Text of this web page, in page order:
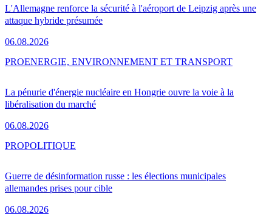
L'Allemagne renforce la sécurité à l'aéroport de Leipzig après une
attaque hybride présumée
06.08.2026
La pénurie d'énergie nucléaire en Hongrie ouvre la voie à la
libéralisation du marché
06.08.2026
PROENERGIE, ENVIRONNEMENT ET TRANSPORT
Guerre de désinformation russe : les élections municipales
allemandes prises pour cible
06.08.2026
PROPOLITIQUE